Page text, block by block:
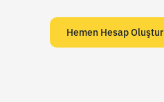
Hemen Hesap Oluştur